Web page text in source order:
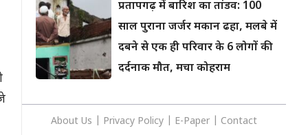
प्रतापगढ़ में बारिश का तांडव: 100
साल पुराना जर्जर मकान ढहा, मलबे में
दबने से एक ही परिवार के 6 लोगों की
दर्दनाक मौत, मचा कोहराम
About Us Privacy Policy E-Paper
Contact